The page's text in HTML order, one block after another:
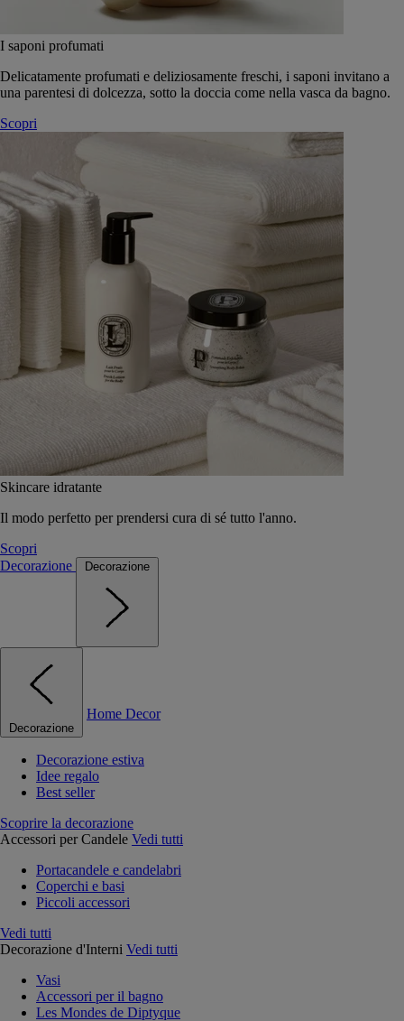
I saponi profumati
Delicatamente profumati e deliziosamente freschi, i saponi invitano a
una parentesi di dolcezza, sotto la doccia come nella vasca da bagno.
Scopri
Skincare idratante
Il modo perfetto per prendersi cura di sé tutto l'anno.
Scopri
Decorazione
Decorazione
Decorazione
Home Decor
Decorazione estiva
Idee regalo
Best seller
Scoprire la decorazione
Accessori per Candele Vedi tutti
Portacandele e candelabri
Coperchi e basi
Piccoli accessori
Vedi tutti
Decorazione d'Interni Vedi tutti
Vasi
Accessori per il bagno
Les Mondes de Diptyque